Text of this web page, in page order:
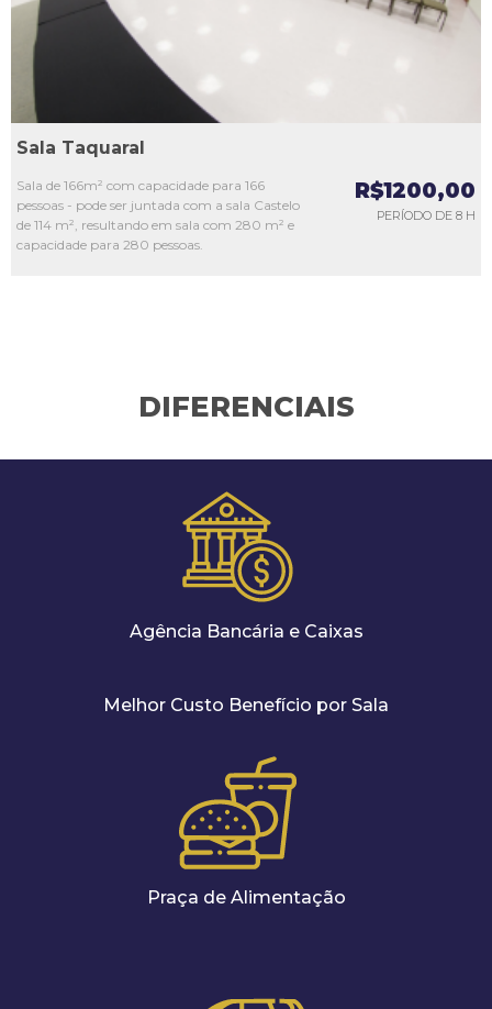
Sala Taquaral
Sala de 166m² com capacidade para 166
pessoas - pode ser juntada com a sala Castelo
de 114 m², resultando em sala com 280 m² e
capacidade para 280 pessoas.
R$1200,00
PERÍODO DE 8 H
DIFERENCIAIS
Agência Bancária e Caixas
Melhor Custo Benefício por Sala
Praça de Alimentação